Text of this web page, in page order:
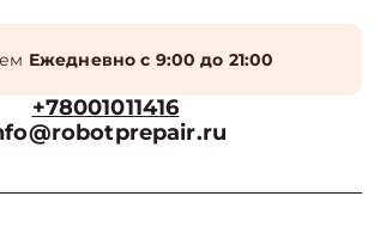
Ежедневно с 9:00 до 21:00
+78001011416